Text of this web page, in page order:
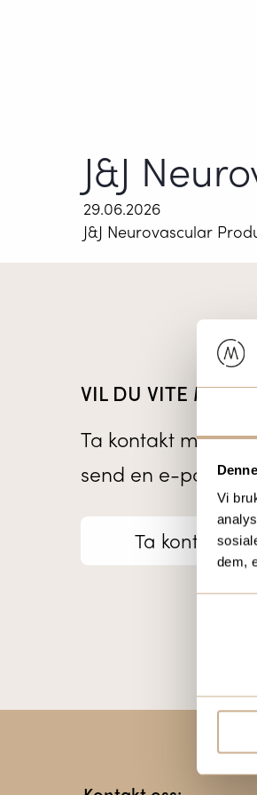
Vi
dem,
J&J
29.06.2026
J&J Neurovascular
VIL DU VITE MER
Ta kontakt med
send en e-post til
Ta kontakt